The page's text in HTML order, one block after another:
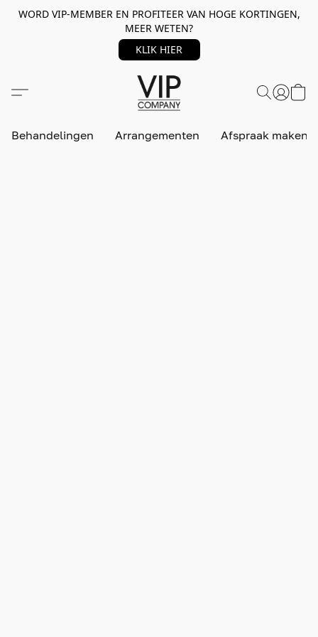
WORD VIP-MEMBER EN PROFITEER VAN HOGE KORTINGEN,
MEER WETEN?
KLIK HIER
Behandelingen Arrangementen Afspraak maken